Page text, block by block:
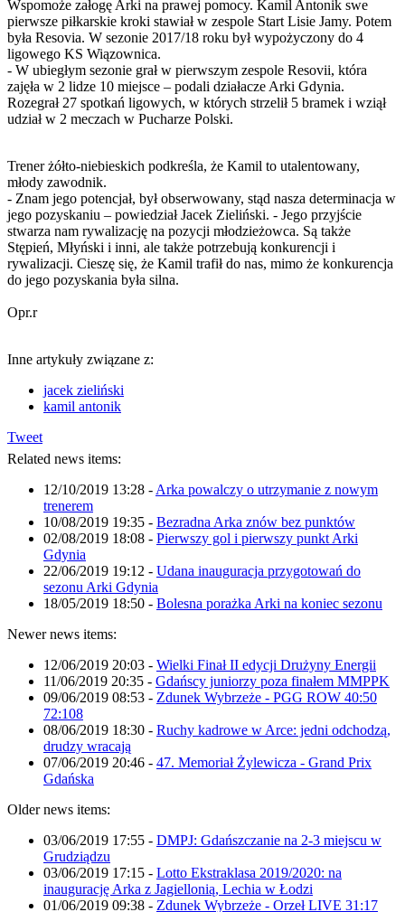
Wspomoże załogę Arki na prawej pomocy. Kamil Antonik swe
pierwsze piłkarskie kroki stawiał w zespole Start Lisie Jamy. Potem
była Resovia. W sezonie 2017/18 roku był wypożyczony do 4
ligowego KS Wiązownica.
- W ubiegłym sezonie grał w pierwszym zespole Resovii, która
zajęła w 2 lidze 10 miejsce – podali działacze Arki Gdynia.
Rozegrał 27 spotkań ligowych, w których strzelił 5 bramek i wziął
udział w 2 meczach w Pucharze Polski.
Trener żółto-niebieskich podkreśla, że Kamil to utalentowany,
młody zawodnik.
- Znam jego potencjał, był obserwowany, stąd nasza determinacja w
jego pozyskaniu – powiedział Jacek Zieliński. - Jego przyjście
stwarza nam rywalizację na pozycji młodzieżowca. Są także
Stępień, Młyński i inni, ale także potrzebują konkurencji i
rywalizacji. Cieszę się, że Kamil trafił do nas, mimo że konkurencja
do jego pozyskania była silna.
Opr.r
Inne artykuły związane z:
jacek zieliński
kamil antonik
Tweet
Related news items:
12/10/2019 13:28 - Arka powalczy o utrzymanie z nowym
trenerem
10/08/2019 19:35 - Bezradna Arka znów bez punktów
02/08/2019 18:08 - Pierwszy gol i pierwszy punkt Arki
Gdynia
22/06/2019 19:12 - Udana inauguracja przygotowań do
sezonu Arki Gdynia
18/05/2019 18:50 - Bolesna porażka Arki na koniec sezonu
Newer news items:
12/06/2019 20:03 - Wielki Finał II edycji Drużyny Energii
11/06/2019 20:35 - Gdańscy juniorzy poza finałem MMPPK
09/06/2019 08:53 - Zdunek Wybrzeże - PGG ROW 40:50
72:108
08/06/2019 18:30 - Ruchy kadrowe w Arce: jedni odchodzą,
drudzy wracają
07/06/2019 20:46 - 47. Memoriał Żylewicza - Grand Prix
Gdańska
Older news items:
03/06/2019 17:55 - DMPJ: Gdańszczanie na 2-3 miejscu w
Grudziądzu
03/06/2019 17:15 - Lotto Ekstraklasa 2019/2020: na
inaugurację Arka z Jagiellonią, Lechia w Łodzi
01/06/2019 09:38 - Zdunek Wybrzeże - Orzeł LIVE 31:17